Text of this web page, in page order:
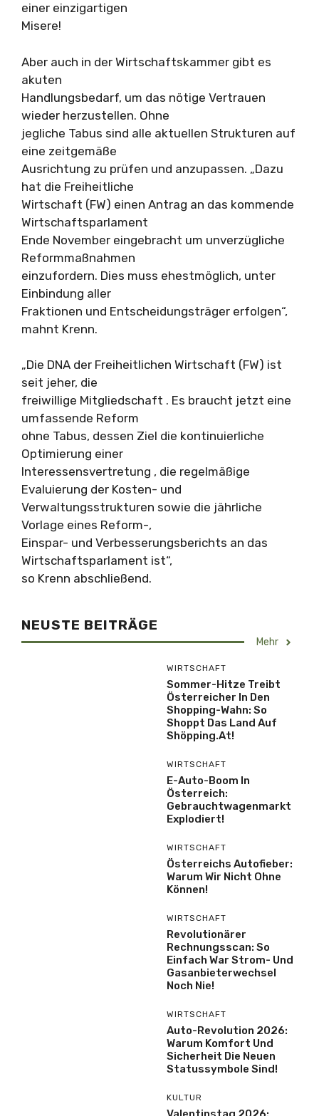
einer einzigartigen
Misere!
Aber auch in der Wirtschaftskammer gibt es
akuten
Handlungsbedarf, um das nötige Vertrauen
wieder herzustellen. Ohne
jegliche Tabus sind alle aktuellen Strukturen auf
eine zeitgemäße
Ausrichtung zu prüfen und anzupassen. „Dazu
hat die Freiheitliche
Wirtschaft (FW) einen Antrag an das kommende
Wirtschaftsparlament
Ende November eingebracht um unverzügliche
Reformmaßnahmen
einzufordern. Dies muss ehestmöglich, unter
Einbindung aller
Fraktionen und Entscheidungsträger erfolgen“,
mahnt Krenn.
„Die DNA der Freiheitlichen Wirtschaft (FW) ist
seit jeher, die
freiwillige Mitgliedschaft . Es braucht jetzt eine
umfassende Reform
ohne Tabus, dessen Ziel die kontinuierliche
Optimierung einer
Interessensvertretung , die regelmäßige
Evaluierung der Kosten- und
Verwaltungsstrukturen sowie die jährliche
Vorlage eines Reform-,
Einspar- und Verbesserungsberichts an das
Wirtschaftsparlament ist“,
so Krenn abschließend.
NEUSTE BEITRÄGE
Mehr
WIRTSCHAFT
Sommer-Hitze Treibt
Österreicher In Den
Shopping-Wahn: So
Shoppt Das Land Auf
Shöpping.at!
WIRTSCHAFT
E-Auto-Boom In
Österreich:
Gebrauchtwagenmarkt
Explodiert!
WIRTSCHAFT
Österreichs Autofieber:
Warum Wir Nicht Ohne
Können!
WIRTSCHAFT
Revolutionärer
Rechnungsscan: So
Einfach War Strom- Und
Gasanbieterwechsel
Noch Nie!
WIRTSCHAFT
Auto-Revolution 2026:
Warum Komfort Und
Sicherheit Die Neuen
Statussymbole Sind!
KULTUR